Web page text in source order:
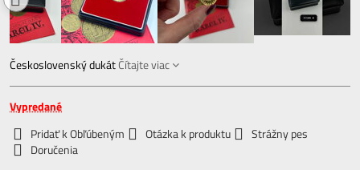
Československý dukátČítajte viac
Vypredané
Pridať k Obľúbeným
Otázka k produktu
Strážny pes
Doručenia